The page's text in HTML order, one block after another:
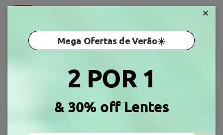
27,99 € 22,99 €
×
Mega Ofertas de Verão☀️
2 POR 1
& 30% off Lentes